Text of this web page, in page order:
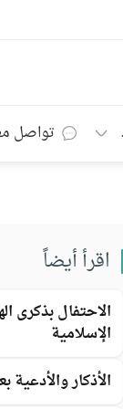
تواصل
اقرأ أيضاً
الاحتفال بذكرى
الإسلامية
الأذكار والأدعية